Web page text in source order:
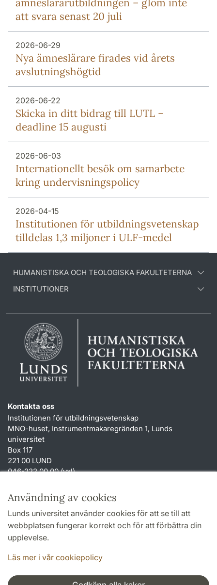
Användning av cookies
Lunds universitet använder cookies för att se till att
webbplatsen fungerar korrekt och för att förbättra din
upplevelse.
Läs mer i vår cookiepolicy
att svara senast 20 juli
2026-06-29
Nya ämneslärare firades vid årets
avslutningshögtid
2026-06-22
Skicka in ditt bidrag till LUTL –
deadline 15 augusti
2026-06-03
Internationellt besök om samarbete
kring undervisningspolicy
2026-04-15
Institutionen för utbildningsvetenskap
tilldelas 1,3 miljoner i ULF-medel
HUMANISTISKA OCH TEOLOGISKA FAKULTETERNA
INSTITUTIONER
Kontakta oss
Institutionen för utbildningsvetenskap
MNO-huset, Instrumentmakaregränden 1, Lunds
universitet
Box 117
221 00 LUND
046-222 00 00 (vxl)
Om webbplatsen och cookies
Tillgänglighetsredogörelse